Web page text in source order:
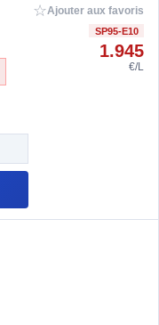
☆Ajouter aux favoris
SP95-E10
1.945
€/L